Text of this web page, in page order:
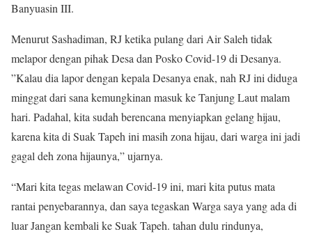
Banyuasin III.
Menurut Sashadiman, RJ ketika pulang dari Air Saleh tidak
melapor dengan pihak Desa dan Posko Covid-19 di Desanya.
”Kalau dia lapor dengan kepala Desanya enak, nah RJ ini diduga
minggat dari sana kemungkinan masuk ke Tanjung Laut malam
hari. Padahal, kita sudah berencana menyiapkan gelang hijau,
karena kita di Suak Tapeh ini masih zona hijau, dari warga ini jadi
gagal deh zona hijaunya,” ujarnya.
“Mari kita tegas melawan Covid-19 ini, mari kita putus mata
rantai penyebarannya, dan saya tegaskan Warga saya yang ada di
luar Jangan kembali ke Suak Tapeh. tahan dulu rindunya,